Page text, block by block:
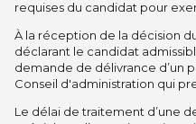
requises du candidat pour
À la réception de la décision
déclarant le candidat
demande de délivrance d’un
Conseil d'administration qui
Le délai de traitement d’une